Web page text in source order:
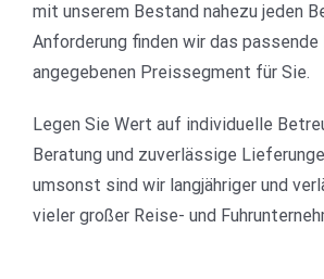
mit unserem Bestand nahezu jeden
Anforderung finden wir das passende
angegebenen Preissegment für Sie.
Legen Sie Wert auf individuelle
Beratung und zuverlässige
umsonst sind wir langjähriger und
vieler großer Reise- und